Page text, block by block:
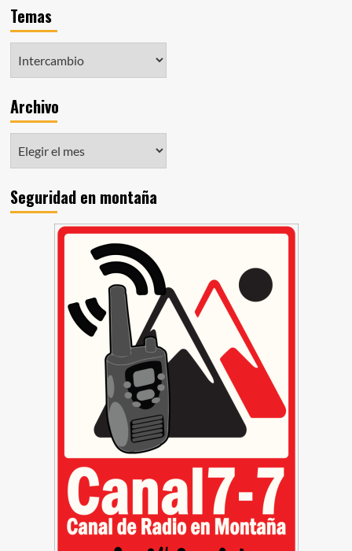
Temas
Archivo
Seguridad en montaña